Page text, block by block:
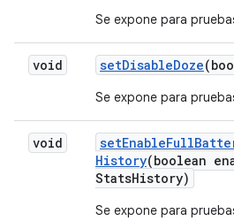
Se expone para
void setDisableDoze
Se expone para
void setEnableFull
History(boolean
StatsHistory)
Se expone para